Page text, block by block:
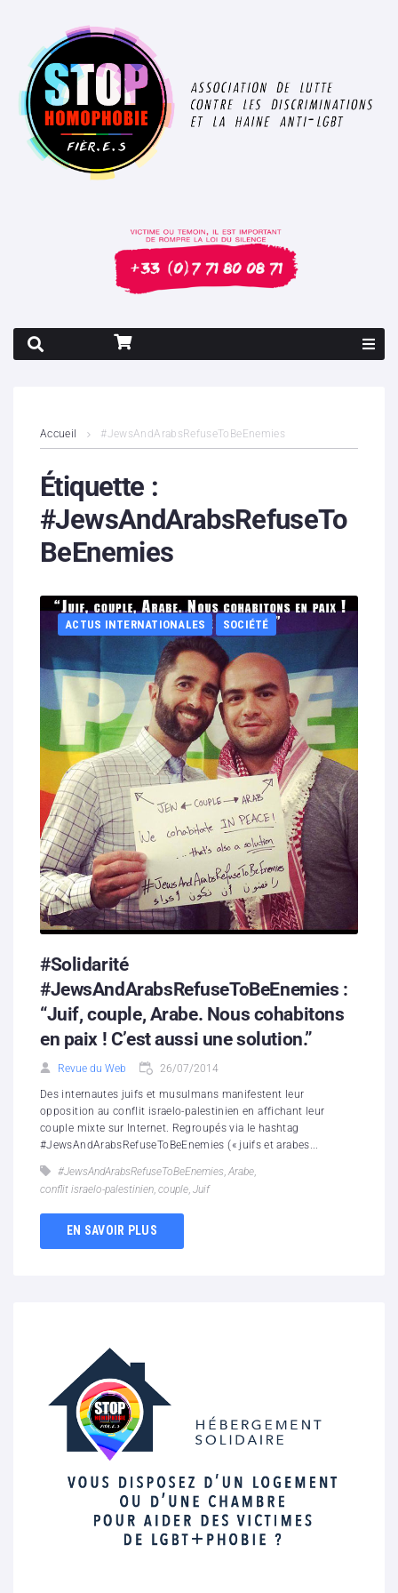
Contenus litigieux
Nous soutenir
Boutique
Partenaires
Hébergement solidaire
Accueil #JewsAndArabsRefuseToBeEnemies
Étiquette :
#JewsAndArabsRefuseTo
BeEnemies
ACTUS INTERNATIONALES SOCIÉTÉ
#Solidarité
#JewsAndArabsRefuseToBeEnemies :
“Juif, couple, Arabe. Nous cohabitons
en paix ! C’est aussi une solution.”
Revue du Web 26/07/2014
Des internautes juifs et musulmans manifestent leur
opposition au conflit israelo-palestinien en affichant leur
couple mixte sur Internet. Regroupés via le hashtag
#JewsAndArabsRefuseToBeEnemies (« juifs et arabes...
#JewsAndArabsRefuseToBeEnemies Arabe
conflit israelo-palestinien couple Juif
EN SAVOIR PLUS